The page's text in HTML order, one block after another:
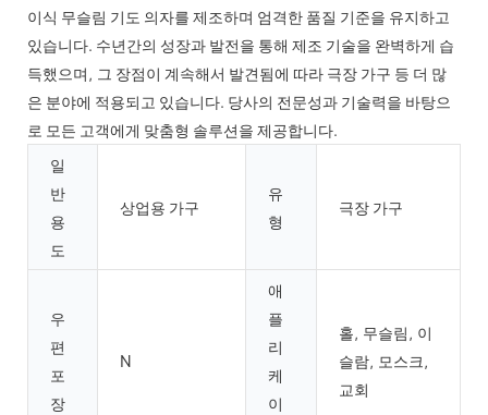
이식 무슬림 기도 의자를 제조하며 엄격한 품질 기준을 유지하고
있습니다. 수년간의 성장과 발전을 통해 제조 기술을 완벽하게 습
득했으며, 그 장점이 계속해서 발견됨에 따라 극장 가구 등 더 많
은 분야에 적용되고 있습니다. 당사의 전문성과 기술력을 바탕으
로 모든 고객에게 맞춤형 솔루션을 제공합니다.
일
반
용
도
상업용 가구
유
형
극장 가구
우
편
포
장
N
애
플
리
케
이
홀, 무슬림, 이
슬람, 모스크,
교회